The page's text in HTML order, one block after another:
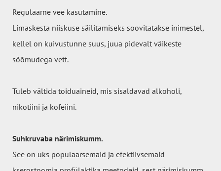
Regulaarne vee kasutamine.
Limaskesta niiskuse säilitamiseks soovitatakse inimestel,
kellel on kuivustunne suus, juua pidevalt väikeste
sõõmudega vett.
Tuleb vältida toiduaineid, mis sisaldavad alkoholi,
nikotiini ja kofeiini.
Suhkruvaba närimiskumm.
See on üks populaarsemaid ja efektiivsemaid